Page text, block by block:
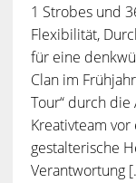
1 Strobes und
Flexibilität,
für eine
Clan im
Tour“ durch die
Kreativteam
gestalterische
Verantwortung